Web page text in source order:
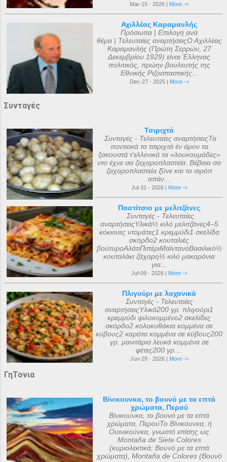
Mar-15 - 2026 | More ->
Αχιλλέας Καραμανλής
Πρόσωπα | Επιλογή ανά
θέμα | Τελευταίες αναρτήσειςΟ Αχιλλέας
Καραμανλής (Πρώτη Σερρών, 27
Δεκεμβρίου 1929) είναι Έλληνας
πολιτικός, πρώην βουλευτής της
Εθνικής Ριζοσπαστικής...
Dec-27 - 2025 | More ->
Συνταγές
Τσιριχτά
Συνταγές - Τελευταίες αναρτήσειςΤα
ποντιακά τα τσιριχτά έν άμον τα
ξακουστά τ'ελλενικά τα «λουκουμάδες»
ντο έχνε σα ζαχαροπλαστεία. Βέβαια σα
ζαχαροπλαστεία ξ̌ύνε και το σιρόπ
απάν...
Jul-31 - 2026 | More ->
Παστίτσιο με μελιτζάνες
Συνταγές - Τελευταίες
αναρτήσειςΥλικά½ κιλό μελιτζάνες4–5
κόκκινες ντομάτες1 κρεμμύδι1 σκελίδα
σκόρδο2 κουταλιές
βούτυροΑλάτιΠιπέριΜαϊντανόΒασιλικό½
κουταλάκι ζάχαρη½ κιλό μακαρόνια
για...
Jul-09 - 2026 | More ->
Πλιγούρι με λαχανικά
Συνταγές - Τελευταίες
αναρτήσειςΥλικά200 γρ. πλιγούρι1
κρεμμύδι ψιλοκομμένο2 σκελίδες
σκόρδο2 κολοκυθάκια κομμένα σε
κύβους2 καρότα κομμένα σε κύβους200
γρ. μανιτάρια λευκά κομμένα σε
φέτες200 γρ....
Jun-29 - 2026 | More ->
ΓηΤονια
Βίνικουνκα, το βουνό με τα επτά
χρώματα, Περού
Βίνικουνκα, το βουνό με τα επτά
χρώματα, ΠερούΤο Βίνικουνκα, ή
Ουινικούνκα, γνωστό επίσης ως
Montaña de Siete Colores
(κυριολεκτικά: Βουνό με τα επτά
χρώματα), Montaña de Colores (Βουνό